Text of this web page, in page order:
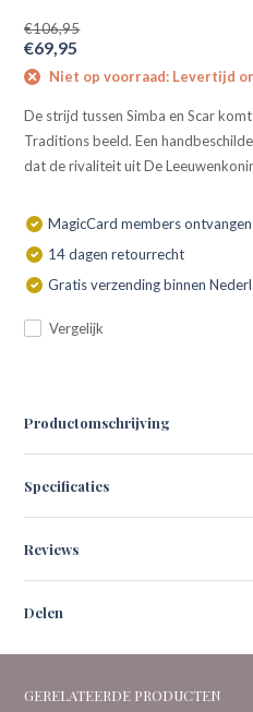
€106,95
€69,95
Niet op voorraad: Levertijd
De strijd tussen Simba en Scar
Traditions beeld. Een
dat de rivaliteit uit De
MagicCard members
14 dagen retourrecht
Gratis verzending binnen
Vergelijk
Productomschrijving
Specificaties
Reviews
Delen
GERELATEERDE PRODUCTEN